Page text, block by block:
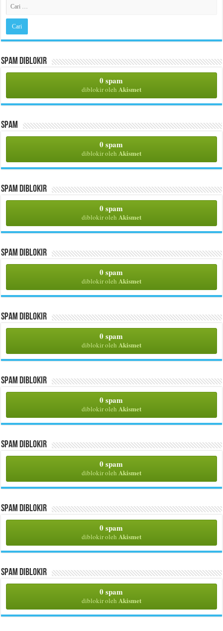
Spam Diblokir
0 spam
diblokir oleh Akismet
Spam
0 spam
diblokir oleh Akismet
Spam Diblokir
0 spam
diblokir oleh Akismet
Spam Diblokir
0 spam
diblokir oleh Akismet
Spam Diblokir
0 spam
diblokir oleh Akismet
Spam Diblokir
0 spam
diblokir oleh Akismet
Spam Diblokir
0 spam
diblokir oleh Akismet
Spam Diblokir
0 spam
diblokir oleh Akismet
Spam Diblokir
0 spam
diblokir oleh Akismet